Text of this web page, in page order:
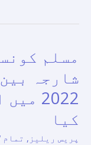
مسلم
شارجہ
کیا
پریس ریلیز , تمام
آف
ایلڈرز
نے